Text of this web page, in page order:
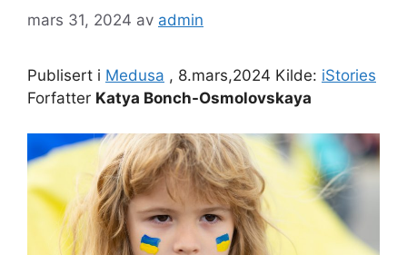
mars 31, 2024 av admin
Publisert i Medusa , 8.mars,2024 Kilde: iStories
Forfatter Katya Bonch-Osmolovskaya